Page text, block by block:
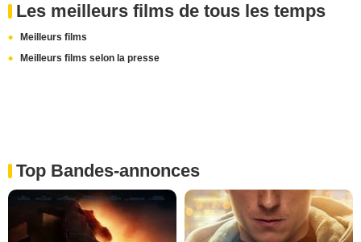
Les meilleurs films de tous les temps
Meilleurs films
Meilleurs films selon la presse
Top Bandes-annonces